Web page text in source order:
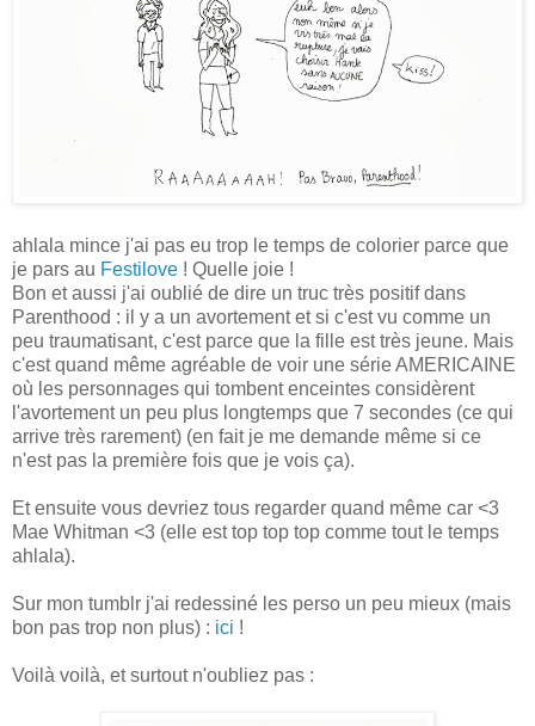
ahlala mince j'ai pas eu trop le temps de colorier parce que
je pars au Festilove ! Quelle joie !
Bon et aussi j'ai oublié de dire un truc très positif dans
Parenthood : il y a un avortement et si c'est vu comme un
peu traumatisant, c'est parce que la fille est très jeune. Mais
c'est quand même agréable de voir une série AMERICAINE
où les personnages qui tombent enceintes considèrent
l'avortement un peu plus longtemps que 7 secondes (ce qui
arrive très rarement) (en fait je me demande même si ce
n'est pas la première fois que je vois ça).
Et ensuite vous devriez tous regarder quand même car <3
Mae Whitman <3 (elle est top top top comme tout le temps
ahlala).
Sur mon tumblr j'ai redessiné les perso un peu mieux (mais
bon pas trop non plus) : ici !
Voilà voilà, et surtout n'oubliez pas :